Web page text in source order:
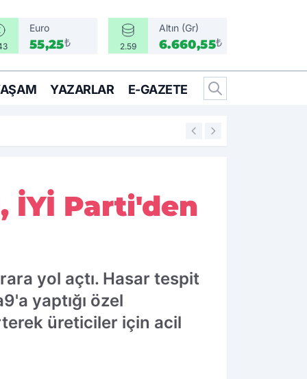
Euro
55,25₺ 2.59
Altın (Gr)
6.660,55₺
YAZARLAR E-GAZETE
17:17 Türkiye, Suudi
İYİ Parti'den
yol açtı. Hasar tespit
yaptığı özel
üreticiler için acil